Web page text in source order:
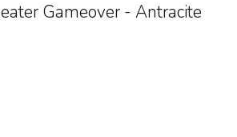
Gameover - Antracite